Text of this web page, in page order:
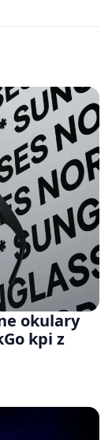
okulary
kpi z